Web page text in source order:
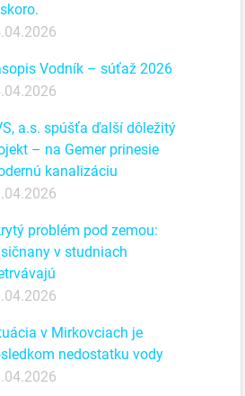
Vodník – súťaž 2026
a.s. spúšťa ďalší dôležitý
– na Gemer prinesie
kanalizáciu
problém pod zemou:
v studniach
v Mirkovciach je
nedostatku vody